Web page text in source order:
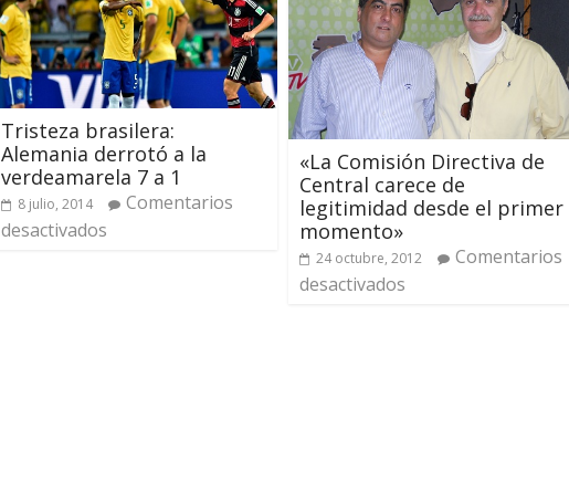
Tristeza brasilera:
Alemania derrotó a la
verdeamarela 7 a 1
8 julio, 2014
Comentarios
desactivados
«La Comisión Directiva de
Central carece de
legitimidad desde el primer
momento»
24 octubre, 2012
Comentarios
desactivados